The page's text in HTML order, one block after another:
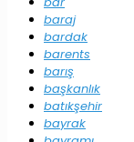
baraj
bardak
barents
barış
başkanlık
batıkşehir
bayrak